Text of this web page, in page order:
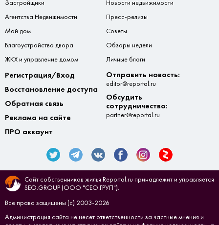
Застройщики
Агентства Недвижимости
Мой дом
Благоустройство двора
ЖКХ и управление домом
Новости недвижимости
Пресс-релизы
Советы
Обзоры недели
Личные блоги
Регистрация/Вход
Восстановление доступа
Обратная связь
Реклама на сайте
ПРО аккаунт
Отправить новость:
editor@reportal.ru
Обсудить
сотрудничество:
partner@reportal.ru
Сайт собственников жилья Reportal.ru принадлежит и управляется
SEO.GROUP (ООО "СЕО.ГРУП").
Все права защищены (с) 2003-2026
Администрация сайта не несет ответственности за частные мнения и